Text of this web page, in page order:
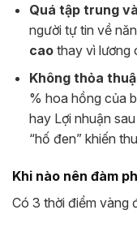
Quá tập trung
người tự tin về
caothay vì lương
Không thỏa
% hoa hồng của
hay Lợi nhuận
“hố đen” khiến
Khi nào nên đàm
Có 3 thời điểm vàng